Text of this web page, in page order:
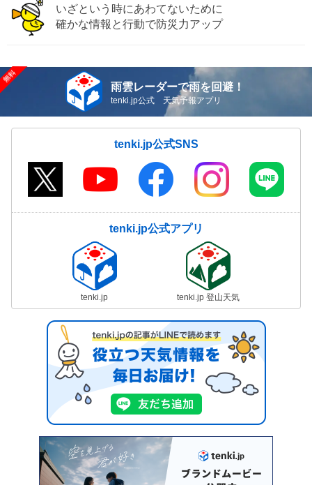
いざという時にあわてないために
確かな情報と行動で防災力アップ
雨雲レーダーで雨を回避！
tenki.jp公式 天気予報アプリ
tenki.jp公式SNS
tenki.jp公式アプリ
tenki.jp tenki.jp 登山天気